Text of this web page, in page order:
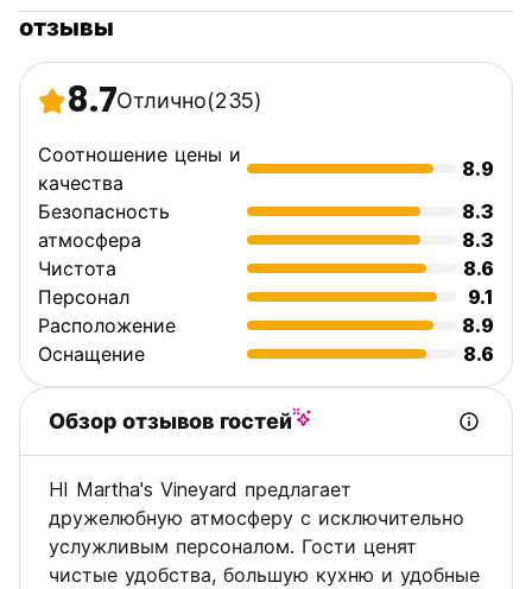
отзывы
8.7Отлично(235)
Соотношение цены и
качества
8.9
Безопасность
8.3
атмосфера
8.3
Чистота
8.6
Персонал
9.1
Расположение
8.9
Оснащение
8.6
Обзор отзывов гостей
HI Martha's Vineyard предлагает
дружелюбную атмосферу с исключительно
услужливым персоналом. Гости ценят
чистые удобства, большую кухню и удобные